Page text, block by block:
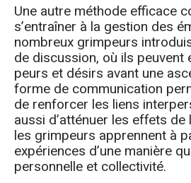
Une autre méthode efficace
s’entraîner à la gestion des
nombreux grimpeurs
de discussion, où ils peuvent
peurs et désirs avant une
forme de communication
de renforcer les liens
aussi d’atténuer les effets de
les grimpeurs apprennent à
expériences d’une manière
personnelle et collectivité.